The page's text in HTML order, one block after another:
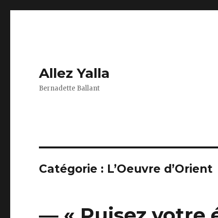
Allez Yalla
Bernadette Ballant
Catégorie : L’Oeuvre d’Orient